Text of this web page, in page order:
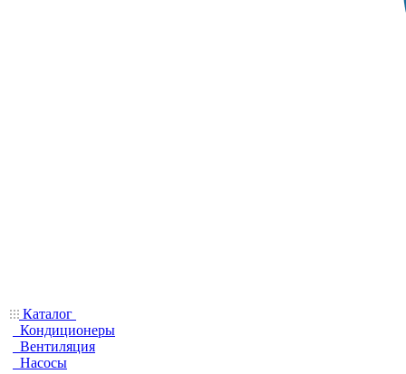
Каталог
Кондиционеры
Вентиляция
Насосы